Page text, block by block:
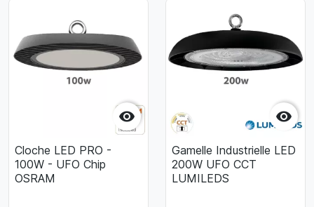

Cloche LED PRO -
100W - UFO Chip
OSRAM

Gamelle Industrielle LED
200W UFO CCT
LUMILEDS